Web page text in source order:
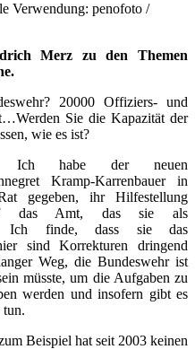
Merz zu den Themen
20000 Offiziers- und
Sie die Kapazität der
wie es ist?
Ich habe der neuen
Kramp-Karrenbauer in
gegeben, ihr Hilfestellung
das Amt, das sie als
Ich finde, dass sie das
sind Korrekturen dringend
Weg, die Bundeswehr ist
müsste, um die Aufgaben zu
werden und insofern gibt es
tun.
Beispiel hat seit 2003 keinen